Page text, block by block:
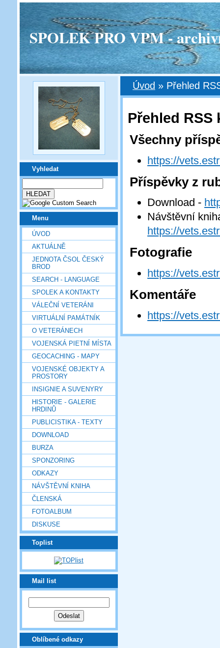
SPOLEK PRO VPM -
Vyhledat
Menu
ÚVOD
AKTUÁLNĚ
JEDNOTA ČSOL ČESKÝ
BROD
SEARCH - LANGUAGE
SPOLEK A KONTAKTY
VÁLEČNÍ VETERÁNI
VIRTUÁLNÍ PAMÁTNÍK
O VETERÁNECH
VOJENSKÁ PIETNÍ MÍSTA
GEOCACHING - MAPY
VOJENSKÉ OBJEKTY A
PROSTORY
INSIGNIE A SUVENYRY
HISTORIE - GALERIE
HRDINŮ
PUBLICISTIKA - TEXTY
DOWNLOAD
BURZA
SPONZORING
ODKAZY
NÁVŠTĚVNÍ KNIHA
ČLENSKÁ
FOTOALBUM
DISKUSE
Toplist
Mail list
Oblíbené odkazy
Úvod » Přehled
Přehled RSS
Všechny
https://
Příspěvky z
Download -
Návštěvní
https://
Fotografie
https://
Komentáře
https://